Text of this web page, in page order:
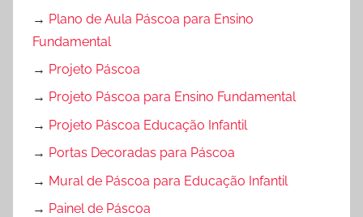
→ Plano de Aula Páscoa para Ensino
Fundamental
→ Projeto Páscoa
→ Projeto Páscoa para Ensino Fundamental
→ Projeto Páscoa Educação Infantil
→ Portas Decoradas para Páscoa
→ Mural de Páscoa para Educação Infantil
→ Painel de Páscoa